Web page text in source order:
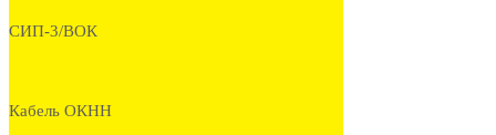
СИП-3/ВОК
Кабель ОКНН